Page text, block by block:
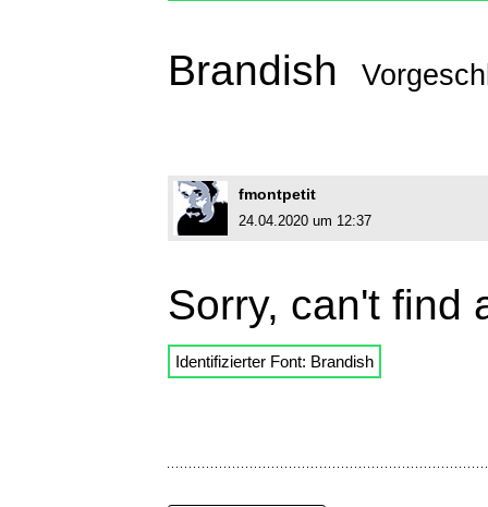
Brandish
fmontpetit
24.04.2020 um 12:37
Sorry, can't find
Identifizierter Font: Brandish